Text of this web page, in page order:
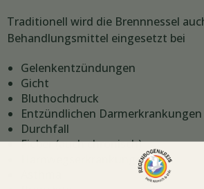
Traditionell wird die Brennnessel
Behandlungsmittel eingesetzt bei
Gelenkentzündungen
Gicht
Bluthochdruck
Entzündlichen Darmerkrankungen
Durchfall
Fieber (auch chronisch)
Harnwegserkrankungen